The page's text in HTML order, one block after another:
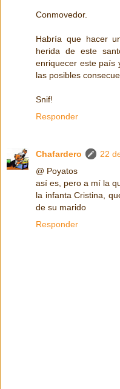
Conmovedor.
Habría que hacer
herida de este
enriquecer este país
las posibles
Snif!
Responder
Chafardero
22
@ Poyatos
así es, pero a mí la
la infanta Cristina,
de su marido
Responder